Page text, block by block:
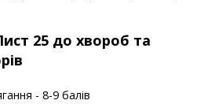
25 до хвороб та
- 8-9 балів